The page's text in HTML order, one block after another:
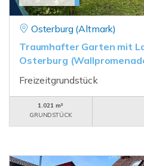
Osterburg (Altmark)
Traumhafter Garten mit
Osterburg
Freizeitgrundstück
1.021 m²
GRUNDSTÜCK